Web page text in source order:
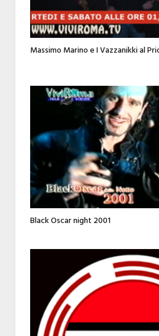
Massimo Marino e I Vazzanikki al
Black Oscar night 2001